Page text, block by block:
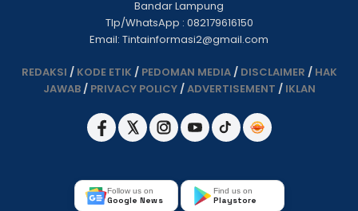
Bandar Lampung
Tlp/WhatsApp : 082179616150
Email: Tintainformasi2@gmail.com
REDAKSI / KODE ETIK / PEDOMAN MEDIA/ DISCLAIMER / HAK
JAWAB/ PRIVACY POLICY/ADVERTISEMENT / IKLAN
Follow us on
Google News
Find us on
Playstore